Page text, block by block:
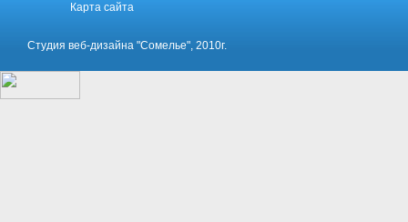
Карта сайта
Студия веб-дизайна "Сомелье", 2010г.